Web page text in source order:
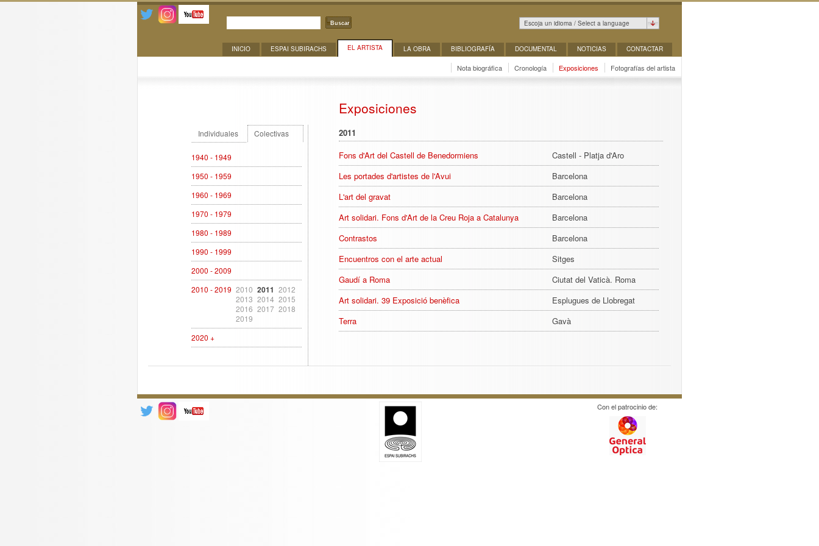
Buscar Escoja un idioma / Select a language
CONTACTAR
NOTICIAS
DOCUMENTAL
BIBLIOGRAFÍA
LA OBRA
EL ARTISTA
ESPAI SUBIRACHS
INICIO
Fotografías del artista
Exposiciones
Cronología
Nota biográfica
Exposiciones
Individuales Colectivas
1940 - 1949
1950 - 1959
1960 - 1969
1970 - 1979
1980 - 1989
1990 - 1999
2000 - 2009
2010 - 2019 2010 2011 2012
2013 2014 2015
2016 2017 2018
2019
2020 +
2011
Fons d'Art del Castell de Benedormiens
Castell - Platja d'Aro
Les portades d'artistes de l'Avui
Barcelona
L'art del gravat
Barcelona
Art solidari. Fons d'Art de la Creu Roja a Catalunya
Barcelona
Contrastos
Barcelona
Encuentros con el arte actual
Sitges
Gaudí a Roma
Ciutat del Vaticà. Roma
Art solidari. 39 Exposició benèfica
Esplugues de Llobregat
Terra
Gavà
Con el patrocinio de: